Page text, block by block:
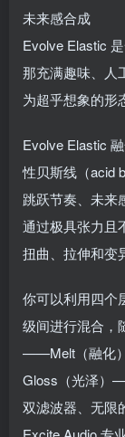
未来感合成
Evolve Elastic
那充满趣味、人
为超乎想象的形
Evolve Elastic
性贝斯线（acid
跳跃节奏、未来
通过极具张力且
扭曲、拉伸和变
你可以利用四个
级间进行混合，
——Melt（融化
Gloss（光泽）
双滤波器、无限